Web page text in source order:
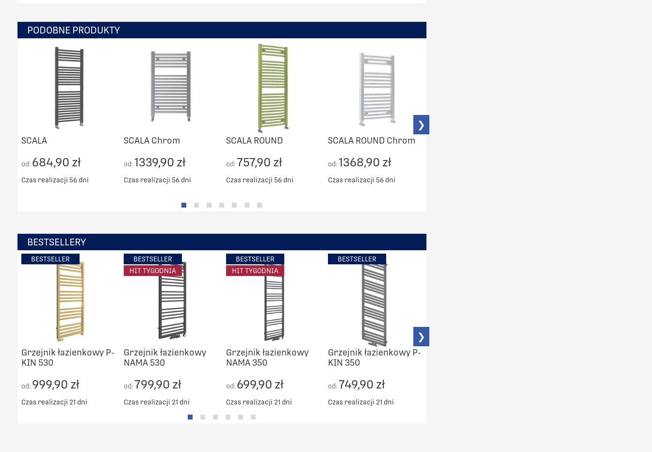
PODOBNE PRODUKTY
SCALA
od: 684,90 zł
Czas realizacji 56 dni
SCALA Chrom
od:1339,90 zł
Czas realizacji 56 dni
SCALA ROUND
od:757,90 zł
Czas realizacji 56 dni
SCALA ROUND Chrom
od: 1368,90 zł
Czas realizacji 56 dni
❯
BESTSELLERY
BESTSELLER
Grzejnik łazienkowy P-
KIN 530
od: 999,90 zł
Czas realizacji 21 dni
BESTSELLER
HIT TYGODNIA
Grzejnik łazienkowy
NAMA 530
od:799,90 zł
Czas realizacji 21 dni
BESTSELLER
HIT TYGODNIA
Grzejnik łazienkowy
NAMA 350
od: 699,90 zł
Czas realizacji 21 dni
BESTSELLER
Grzejnik łazienkowy P-
KIN 350
od: 749,90 zł
Czas realizacji 21 dni
❯